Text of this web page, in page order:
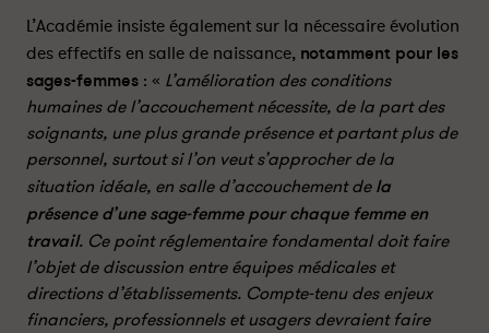
r
s
u
r
l
i
n
k
e
d
i
n
r
s
u
r
f
a
c
b
o
o
k
L’Académie insiste également sur la nécessaire évolution
des effectifs en salle de naissance, notamment pour les
sages-femmes : « L’amélioration des conditions
humaines de l’accouchement nécessite, de la part des
soignants, une plus grande présence et partant plus de
personnel, surtout si l’on veut s’approcher de la
situation idéale, en salle d’accouchement de la
présence d’une sage-femme pour chaque femme en
travail. Ce point réglementaire fondamental doit faire
l’objet de discussion entre équipes médicales et
directions d’établissements. Compte-tenu des enjeux
financiers, professionnels et usagers devraient faire